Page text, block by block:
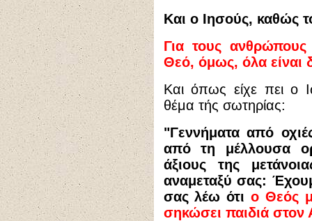
Και ο Ιησούς, καθώς
Για τους ανθρώπους
Θεό, όμως, όλα είναι
Και όπως είχε πει ο
θέμα τής σωτηρίας:
"Γεννήματα από
από τη μέλλουσα
άξιους της
αναμεταξύ σας:
σας λέω ότιο Θεός
σηκώσει παιδιά στον